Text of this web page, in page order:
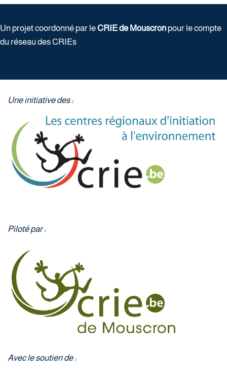
Un projet coordonné par leCRIE de Mouscron pour le compte
du réseau des CRIEs
Une initiative des :
Piloté par :
Avec le soutien de :